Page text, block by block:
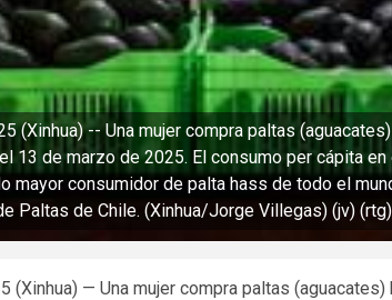
(Xinhua) -- Una mujer compra paltas
13 de marzo de 2025. El consumo per cápita
mayor consumidor de palta hass de todo el
Paltas de Chile. (Xinhua/Jorge Villegas) (jv)
(Xinhua) — Una mujer compra paltas